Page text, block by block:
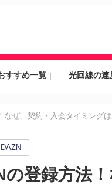
すすめ一覧 光回線の速
なぜ、契約・入会タイミング
DAZN
の登録方法